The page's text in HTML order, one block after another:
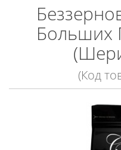
Больших
(Код